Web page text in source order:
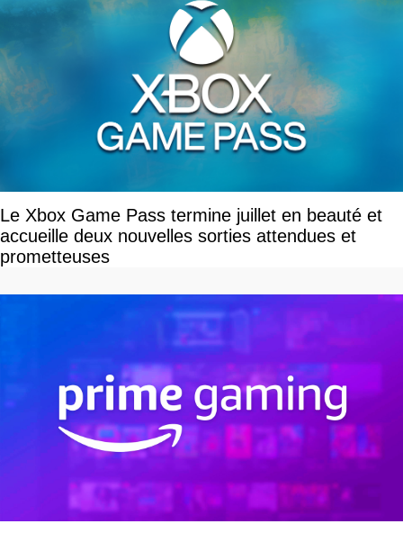
Le Xbox Game Pass termine juillet en beauté et
accueille deux nouvelles sorties attendues et
prometteuses